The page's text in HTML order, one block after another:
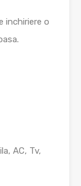
inchiriere o
AC, Tv,